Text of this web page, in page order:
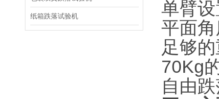
纸箱跌落试验机
单臂
平面
足够
70Kg
自由